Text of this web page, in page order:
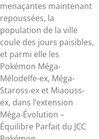
menaçantes maintenant
repoussées, la
population de la ville
coule des jours paisibles,
et parmi elle les
Pokémon Méga-
Mélodelfe-ex, Méga-
Staross-ex et Miaouss-
ex, dans l’extension
Méga-Évolution –
Équilibre Parfait du JCC